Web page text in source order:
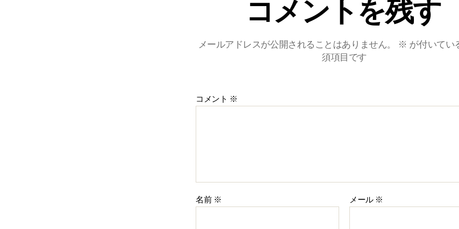
コメントを残す
メールアドレスが公開されることはありません。 ※ が付いてい
須項目です
コメント ※
名前 ※ メール ※